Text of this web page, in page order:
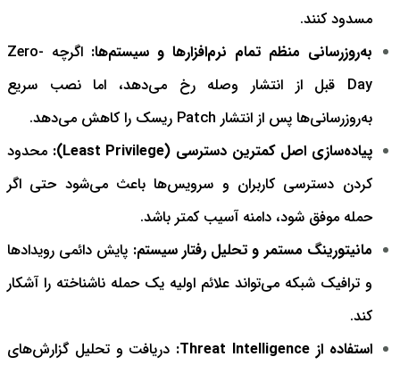
مسدود کنند.
به‌روزرسانی منظم تمام نرم‌افزارها و سیستم‌ها:
اگرچه Zero-
Day قبل از انتشار وصله رخ می‌دهد، اما نصب سریع
به‌روزرسانی‌ها پس از انتشار Patch ریسک را کاهش می‌دهد.
پیاده‌سازی اصل کمترین دسترسی (Least Privilege):
محدود
کردن دسترسی کاربران و سرویس‌ها باعث می‌شود حتی اگر
حمله موفق شود، دامنه آسیب کمتر باشد.
مانیتورینگ مستمر و تحلیل رفتار سیستم: پایش دائمی رویدادها
و ترافیک شبکه می‌تواند علائم اولیه یک حمله ناشناخته را آشکار
کند.
استفاده از Threat Intelligence:
دریافت و تحلیل گزارش‌های